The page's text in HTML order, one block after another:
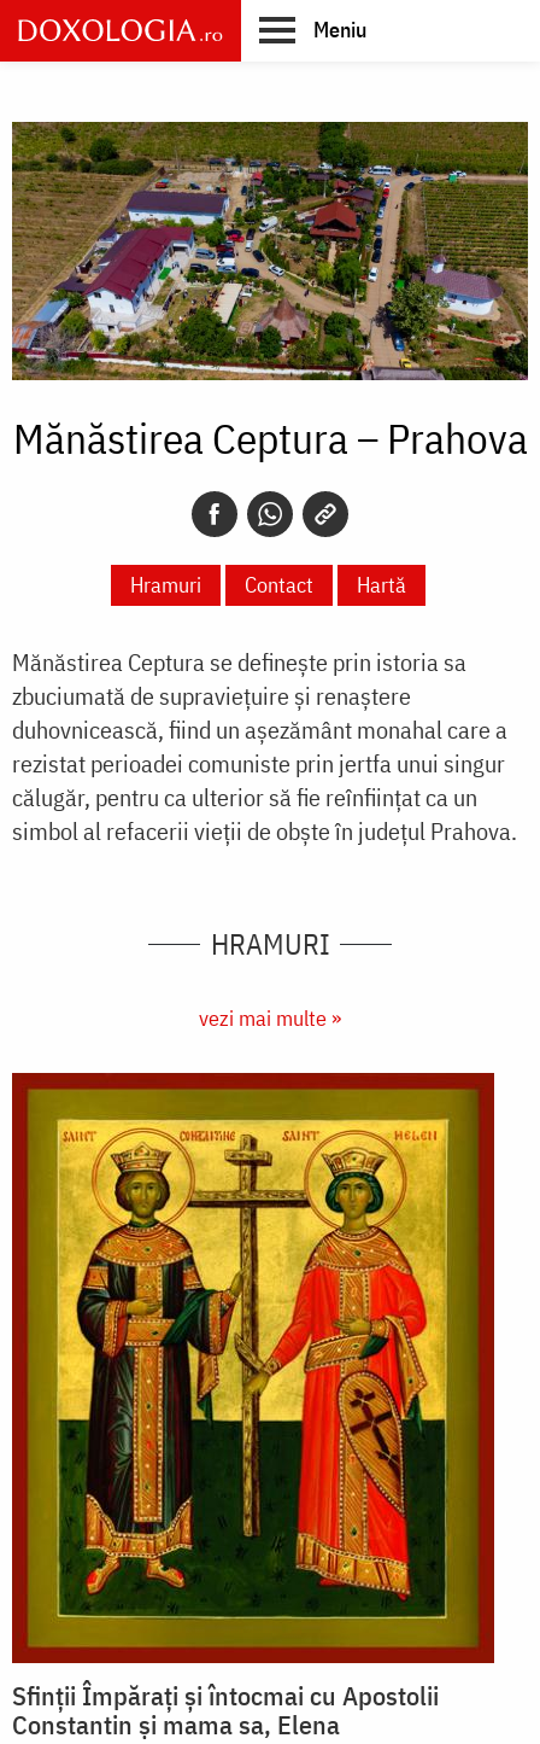
Skip
to
main
Meniu
Mănăstirea Ceptura – Prahova
Hramuri Contact Hartă
Mănăstirea Ceptura se definește prin istoria sa
zbuciumată de supraviețuire și renaștere
duhovnicească, fiind un așezământ monahal care a
rezistat perioadei comuniste prin jertfa unui singur
călugăr, pentru ca ulterior să fie reînființat ca un
simbol al refacerii vieții de obște în județul Prahova.
HRAMURI
vezi mai multe »
Sfinții Împărați și întocmai cu Apostolii
Constantin și mama sa, Elena